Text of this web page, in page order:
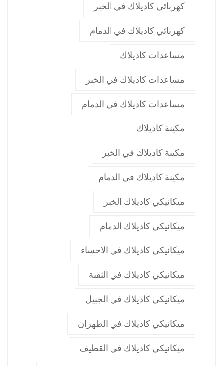
كهربائي كاديلاك في الخبر
كهربائي كاديلاك في الدمام
مساعدات كاديلاك
مساعدات كاديلاك في الخبر
مساعدات كاديلاك في الدمام
مكينة كاديلاك
مكينة كاديلاك في الخبر
مكينة كاديلاك في الدمام
ميكانيكي كاديلاك الخبر
ميكانيكي كاديلاك الدمام
ميكانيكي كاديلاك في الاحساء
ميكانيكي كاديلاك في الثقبة
ميكانيكي كاديلاك في الجبيل
ميكانيكي كاديلاك في الظهران
ميكانيكي كاديلاك في القطيف